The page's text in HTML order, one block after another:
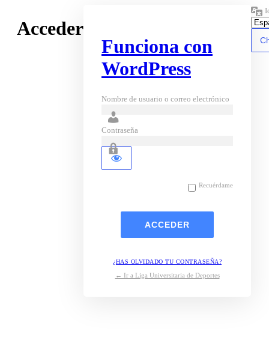
Acceder
Funciona con
WordPress
Nombre de usuario o correo electrónico
Contraseña
Recuérdame
¿HAS OLVIDADO TU CONTRASEÑA?
← Ir a Liga Universitaria de Deportes